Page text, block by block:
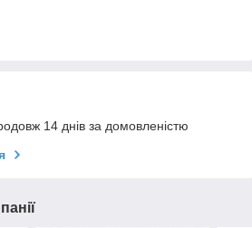
14 днів за домовленістю